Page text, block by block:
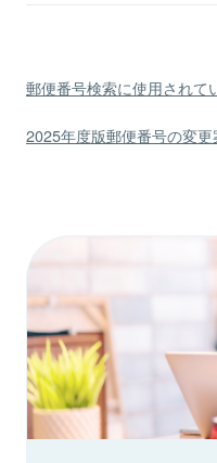
郵便番号検索に使用されて
2025年度版郵便番号の変更